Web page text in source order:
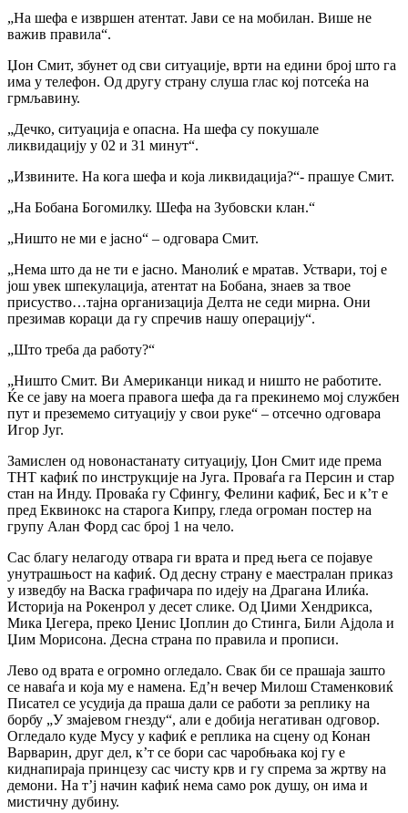
„На шефа е извршен атентат. Јави се на мобилан. Више не
важив правила“.
Џон Смит, збунет од сви ситуације, врти на едини број што га
има у телефон. Од другу страну слуша глас кој потсеќа на
грмљавину.
„Дечко, ситуација е опасна. На шефа су покушале
ликвидацију у 02 и 31 минут“.
„Извините. На кога шефа и која ликвидација?“- прашуе Смит.
„На Бобана Богомилку. Шефа на Зубовски клан.“
„Ништо не ми е јасно“ – одговара Смит.
„Нема што да не ти е јасно. Манолиќ е мратав. Уствари, тој е
још увек шпекулација, атентат на Бобана, знаев за твое
присуство…тајна организација Делта не седи мирна. Они
презимав кораци да гу спречив нашу операцију“.
„Што треба да работу?“
„Ништо Смит. Ви Американци никад и ништо не работите.
Ќе се јаву на моега правога шефа да га прекинемо мој службен
пут и преземемо ситуацију у свои руке“ – отсечно одговара
Игор Југ.
Замислен од новонастанату ситуацију, Џон Смит иде према
ТНТ кафиќ по инструкције на Југа. Проваѓа га Персин и стар
стан на Инду. Проваќа гу Сфингу, Фелини кафиќ, Бес и к’т е
пред Еквинокс на старога Кипру, гледа огроман постер на
групу Алан Форд сас број 1 на чело.
Сас благу нелагоду отвара ги врата и пред њега се појавуе
унутрашњост на кафиќ. Од десну страну е маестралан приказ
у изведбу на Васка графичара по идеју на Драгана Илиќа.
Историја на Рокенрол у десет слике. Од Џими Хендрикса,
Мика Џегера, преко Џенис Џоплин до Стинга, Били Ајдола и
Џим Морисона. Десна страна по правила и прописи.
Лево од врата е огромно огледало. Свак би се прашаја зашто
се наваѓа и која му е намена. Ед’н вечер Милош Стаменковиќ
Писател се усудија да праша дали се работи за реплику на
борбу „У змајевом гнезду“, али е добија негативан одговор.
Огледало куде Мусу у кафиќ е реплика на сцену од Конан
Варварин, друг дел, к’т се бори сас чаробњака кој гу е
киднапираја принцезу сас чисту крв и гу спрема за жртву на
демони. На т’ј начин кафиќ нема само рок душу, он има и
мистичну дубину.